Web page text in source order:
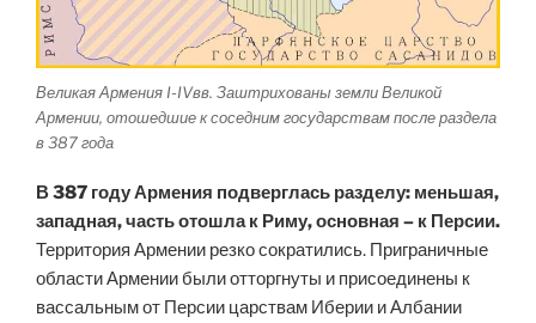
Великая Армения I-IVвв. Заштрихованы земли Великой
Армении, отошедшие к соседним государствам после раздела
в 387 года
В 387 году Армения подверглась разделу: меньшая,
западная, часть отошла к Риму, основная – к Персии.
Территория Армении резко сократились. Приграничные
области Армении были отторгнуты и присоединены к
вассальным от Персии царствам Иберии и Албании